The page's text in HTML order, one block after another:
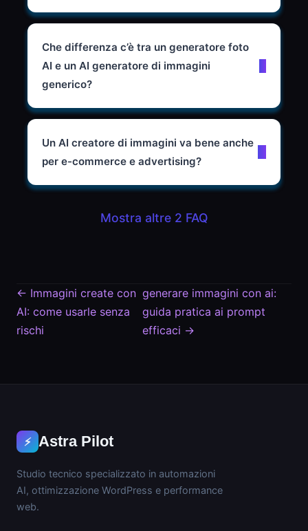
Che differenza c’è tra un generatore foto
AI e un AI generatore di immagini
generico?
Un AI creatore di immagini va bene anche
per e-commerce e advertising?
Mostra altre 2 FAQ
← Immagini create con
AI: come usarle senza
rischi
generare immagini con ai:
guida pratica ai prompt
efficaci →
⚡ Astra Pilot
Studio tecnico specializzato in automazioni
AI, ottimizzazione WordPress e performance
web.